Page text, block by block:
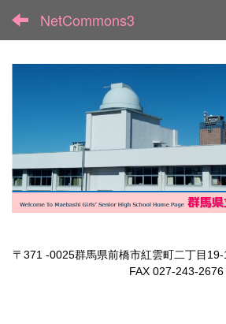
NetCommons3
〒371 -0025群馬県前橋市紅雲町二丁目
FAX 027-243-2676